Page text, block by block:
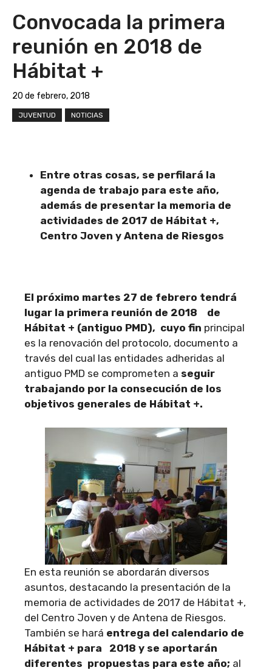
Convocada la primera
reunión en 2018 de
Hábitat +
20 de febrero, 2018
JUVENTUD NOTICIAS
Entre otras cosas, se perfilará la
agenda de trabajo para este año,
además de presentar la memoria de
actividades de 2017 de Hábitat +,
Centro Joven y Antena de Riesgos
El próximo martes 27 de febrero tendrá
lugar la primera reunión de 2018 de
Hábitat + (antiguo PMD), cuyo fin principal
es la renovación del protocolo, documento a
través del cual las entidades adheridas al
antiguo PMD se comprometen a seguir
trabajando por la consecución de los
objetivos generales de Hábitat +.
En esta reunión se abordarán diversos
asuntos, destacando la presentación de la
memoria de actividades de 2017 de Hábitat +,
del Centro Joven y de Antena de Riesgos.
También se hará entrega del calendario de
Hábitat + para 2018 y se aportarán
diferentes propuestas para este año; al